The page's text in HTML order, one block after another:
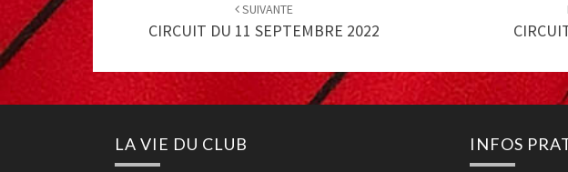
SUIVANTE
CIRCUIT DU 11 SEPTEMBRE 2022
LA VIE DU CLUB INFOS